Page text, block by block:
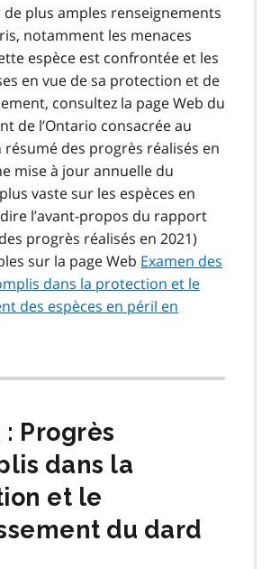
plus amples renseignements
notamment les menaces
espèce est confrontée et les
en vue de sa protection et de
consultez la page Web du
de l’Ontario consacrée au
résumé des progrès réalisés en
mise à jour annuelle du
vaste sur les espèces en
dire l’avant-propos du rapport
progrès réalisés en 2021)
sur la page Web Examen des
dans la protection et le
des espèces en péril en
Progrès
dans la
et le
du dard